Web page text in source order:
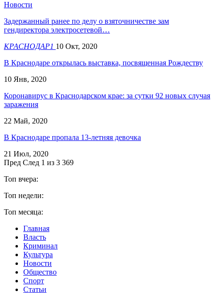
Новости
Задержанный ранее по делу о взяточничестве зам
гендиректора электросетевой…
КРАСНОДАР1 10 Окт, 2020
В Краснодаре открылась выставка, посвященная Рождеству
10 Янв, 2020
Коронавирус в Краснодарском крае: за сутки 92 новых случая
заражения
22 Май, 2020
В Краснодаре пропала 13-летняя девочка
21 Июл, 2020
Пред След 1 из 3 369
Топ вчера:
Топ недели:
Топ месяца:
Главная
Власть
Криминал
Культура
Новости
Общество
Спорт
Статьи